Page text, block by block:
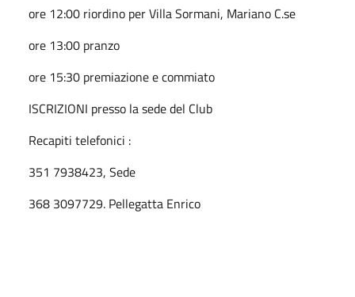
ore 12:00 riordino per Villa Sormani, Mariano C.se
ore 13:00 pranzo
ore 15:30 premiazione e commiato
ISCRIZIONI presso la sede del Club
Recapiti telefonici :
351 7938423, Sede
368 3097729. Pellegatta Enrico